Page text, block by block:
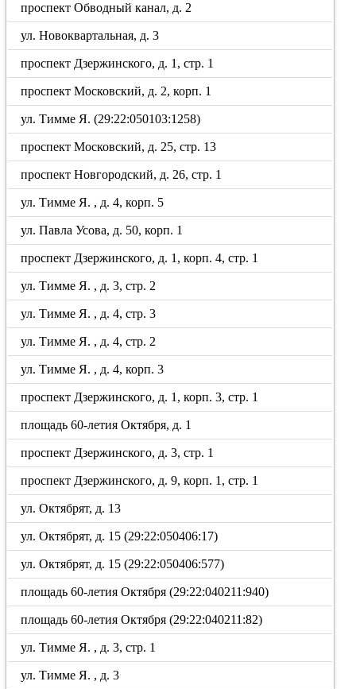
проспект Обводный канал, д. 2
ул. Новоквартальная, д. 3
проспект Дзержинского, д. 1, стр. 1
проспект Московский, д. 2, корп. 1
ул. Тимме Я. (29:22:050103:1258)
проспект Московский, д. 25, стр. 13
проспект Новгородский, д. 26, стр. 1
ул. Тимме Я. , д. 4, корп. 5
ул. Павла Усова, д. 50, корп. 1
проспект Дзержинского, д. 1, корп. 4, стр. 1
ул. Тимме Я. , д. 3, стр. 2
ул. Тимме Я. , д. 4, стр. 3
ул. Тимме Я. , д. 4, стр. 2
ул. Тимме Я. , д. 4, корп. 3
проспект Дзержинского, д. 1, корп. 3, стр. 1
площадь 60-летия Октября, д. 1
проспект Дзержинского, д. 3, стр. 1
проспект Дзержинского, д. 9, корп. 1, стр. 1
ул. Октябрят, д. 13
ул. Октябрят, д. 15 (29:22:050406:17)
ул. Октябрят, д. 15 (29:22:050406:577)
площадь 60-летия Октября (29:22:040211:940)
площадь 60-летия Октября (29:22:040211:82)
ул. Тимме Я. , д. 3, стр. 1
ул. Тимме Я. , д. 3